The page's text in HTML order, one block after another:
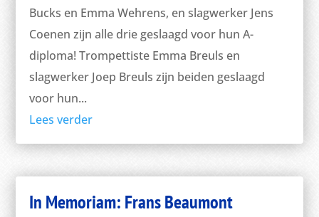
Bucks en Emma Wehrens, en slagwerker Jens
Coenen zijn alle drie geslaagd voor hun A-
diploma! Trompettiste Emma Breuls en
slagwerker Joep Breuls zijn beiden geslaagd
voor hun...
Lees verder
In Memoriam: Frans Beaumont